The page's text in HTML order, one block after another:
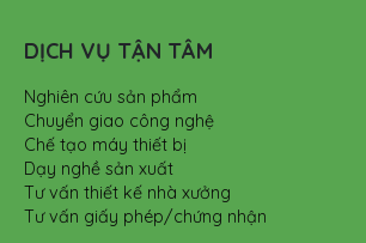
DỊCH VỤ TẬN TÂM
Nghiên cứu sản phẩm
Chuyển giao công nghệ
Chế tạo máy thiết bị
Dạy nghề sản xuất
Tư vấn thiết kế nhà xưởng
Tư vấn giấy phép/chứng nhận